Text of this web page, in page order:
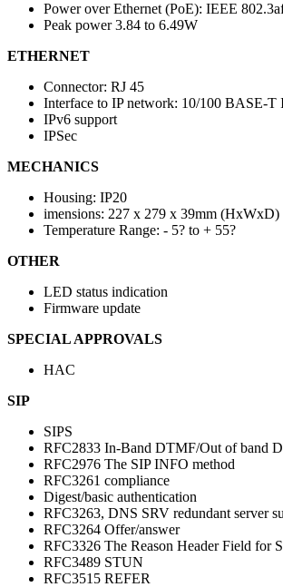
Power over Ethernet (PoE): IEEE
Peak power 3.84 to 6.49W
ETHERNET
Connector: RJ 45
Interface to IP network: 10/100 BASE-T
IPv6 support
IPSec
MECHANICS
Housing: IP20
imensions: 227 x 279 x 39mm (HxWxD)
Temperature Range: - 5? to + 55?
OTHER
LED status indication
Firmware update
SPECIAL APPROVALS
HAC
SIP
SIPS
RFC2833 In-Band DTMF/Out of band
RFC2976 The SIP INFO method
RFC3261 compliance
Digest/basic authentication
RFC3263, DNS SRV redundant server
RFC3264 Offer/answer
RFC3326 The Reason Header Field for
RFC3489 STUN
RFC3515 REFER